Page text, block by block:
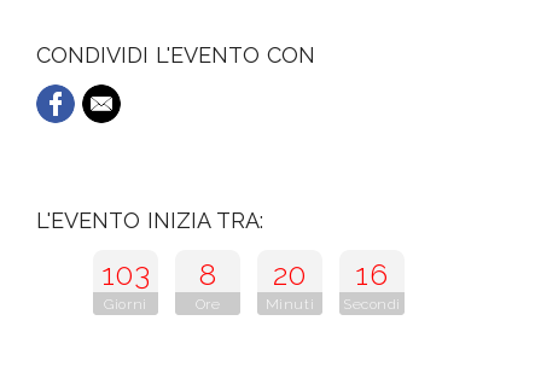
CONDIVIDI L'EVENTO CON
L'EVENTO INIZIA TRA:
103
Giorni
8
Ore
20
Minuti
15
Secondi